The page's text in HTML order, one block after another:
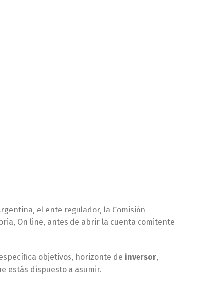
el ente regulador, la Comisión
On line, antes de abrir la cuenta comitente
objetivos, horizonte de inversor,
estás dispuesto a asumir.